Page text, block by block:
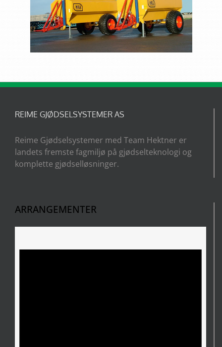
REIME GJØDSELSYSTEMER AS
Reime Gjødselsystemer med Team Hektner er
landets fremste fagmiljø på gjødselteknologi og
komplette gjødselløsninger.
ARRANGEMENTER